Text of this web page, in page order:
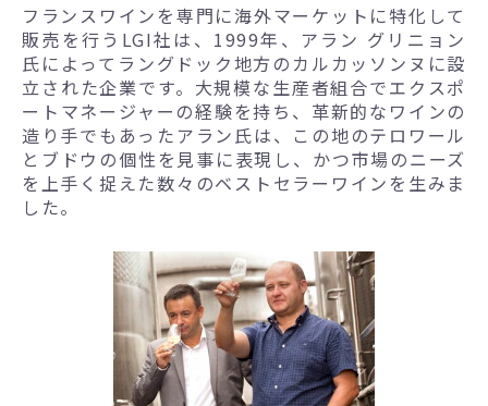
フランスワインを専門に海外マーケットに特化して
販売を行うLGI社は、1999年、アラン グリニョン
氏によってラングドック地方のカルカッソンヌに設
立された企業です。大規模な生産者組合でエクスポ
ートマネージャーの経験を持ち、革新的なワインの
造り手でもあったアラン氏は、この地のテロワール
とブドウの個性を見事に表現し、かつ市場のニーズ
を上手く捉えた数々のベストセラーワインを生みま
した。